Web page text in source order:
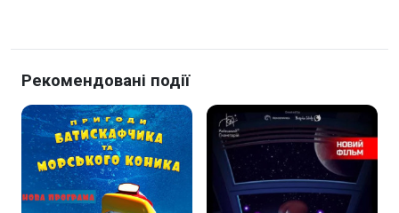
Рекомендовані події